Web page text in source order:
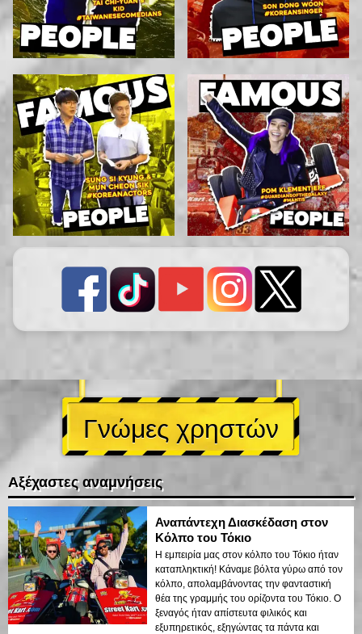
Γνώμες χρηστών
Αξέχαστες αναμνήσεις
Αναπάντεχη Διασκέδαση στον
Κόλπο του Τόκιο
Η εμπειρία μας στον κόλπο του Τόκιο ήταν
καταπληκτική! Κάναμε βόλτα γύρω από τον
κόλπο, απολαμβάνοντας την φανταστική
θέα της γραμμής του ορίζοντα του Τόκιο. Ο
ξεναγός ήταν απίστευτα φιλικός και
εξυπηρετικός, εξηγώντας τα πάντα και